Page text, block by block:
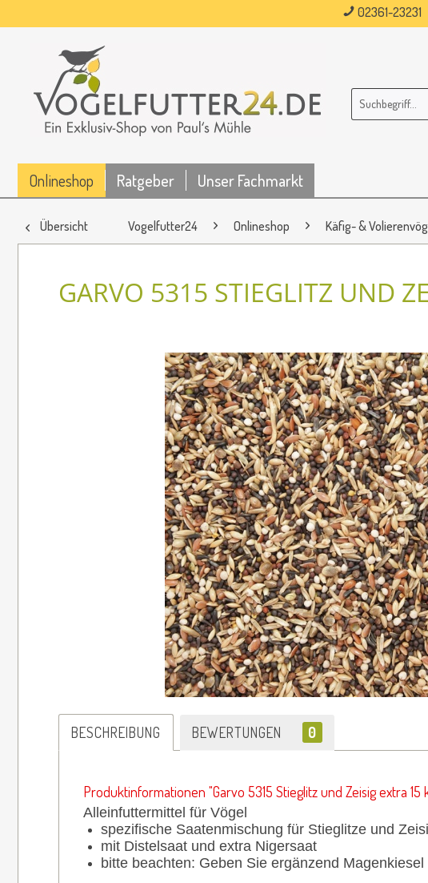
02361-23231
Onlineshop Ratgeber Unser Fachmarkt
Übersicht Vogelfutter24 Onlineshop Käfig- &
GARVO 5315 STIEGLITZ UND
BESCHREIBUNG BEWERTUNGEN 0
Produktinformationen "Garvo 5315 Stieglitz und Zeisig extra 15
Alleinfuttermittel für Vögel
spezifische Saatenmischung für Stieglitze und
mit Distelsaat und extra Nigersaat
bitte beachten: Geben Sie ergänzend Magenkiesel